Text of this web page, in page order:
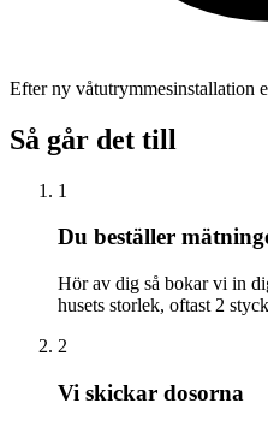
Efter ny våtutrymmesinstallation
Så går det till
1
Du beställer
Hör av dig så bokar vi in
husets storlek, oftast 2
2
Vi skickar dosorna